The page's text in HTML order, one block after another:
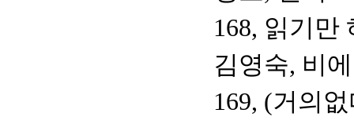
168, 읽기만
김영숙, 비
169, (거의